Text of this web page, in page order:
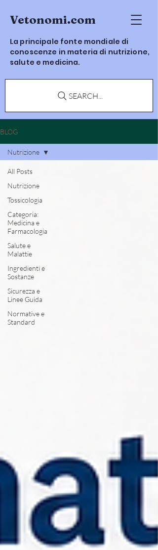
Vetonomi.com
La principale fonte mondiale di
conoscenze in materia di nutrizione,
salute e medicina.
SEARCH...
BLOG
All Posts
Nutrizione
Tossicologia
Categoria:
Medicina e
Farmacologia
Salute e
Malattie
Ingredienti e
Sostanze
Sicurezza e
Linee Guida
Normative e
Standard
Nutrizione